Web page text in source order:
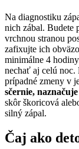
Na diagnostiku
nich zábal. Budete
vrchnou stranou
zafixujte ich
minimálne 4
nechať aj celú
prípadné zmeny v
sčernie,
skôr škoricová
silný zápal.
Čaj ako